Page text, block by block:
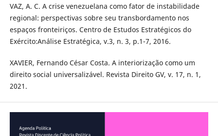
VAZ, A. C. A crise venezuelana como fator de instabilidade
regional: perspectivas sobre seu transbordamento nos
espaços fronteiriços. Centro de Estudos Estratégicos do
Exército:Análise Estratégica, v.3, n. 3, p.1-7, 2016.
XAVIER, Fernando César Costa. A interiorização como um
direito social universalizável. Revista Direito GV, v. 17, n. 1,
2021.